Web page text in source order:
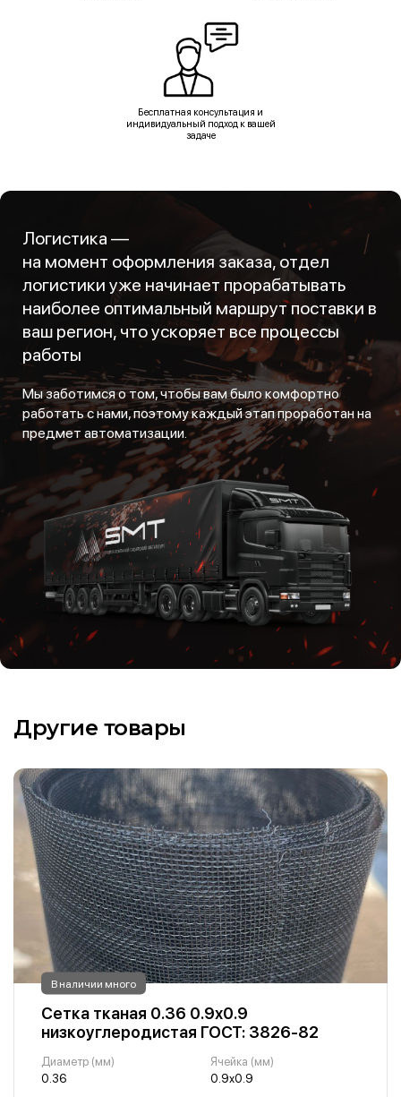
Бесплатная консультация и
индивидуальный подход к вашей
задаче
Логистика —
на момент оформления заказа, отдел
логистики уже начинает прорабатывать
наиболее оптимальный маршрут поставки в
ваш регион, что ускоряет все процессы
работы
Мы заботимся о том, чтобы вам было комфортно
работать с нами, поэтому каждый этап проработан на
предмет автоматизации.
Другие товары
В наличии много
Сетка тканая 0.36 0.9х0.9
низкоуглеродистая ГОСТ: 3826-82
Диаметр (мм)
0.36
Ячейка (мм)
0.9х0.9